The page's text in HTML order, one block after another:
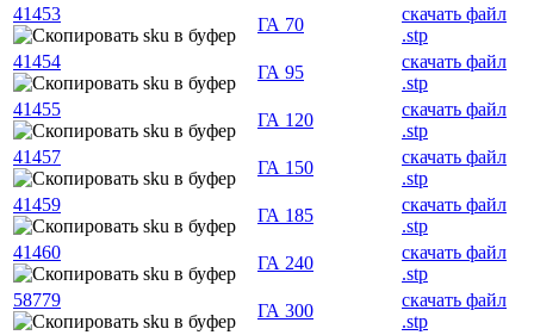
41453
ГА 70
скачать файл
.stp
41454
ГА 95
скачать файл
.stp
41455
ГА 120
скачать файл
.stp
41457
ГА 150
скачать файл
.stp
41459
ГА 185
скачать файл
.stp
41460
ГА 240
скачать файл
.stp
58779
ГА 300
скачать файл
.stp